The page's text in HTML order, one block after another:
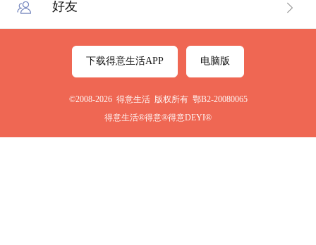
好友
下载得意生活APP 电脑版
©2008-2026 得意生活 版权所有 鄂B2-20080065
得意生活®得意®得意DEYI®